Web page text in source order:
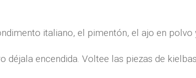
italiano, el pimentón, el ajo en polvo
encendida. Voltee las piezas de